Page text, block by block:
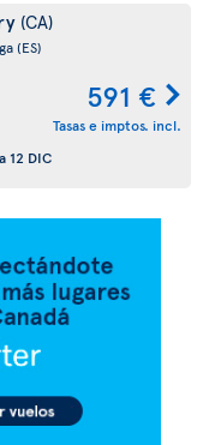
(CA)
(ES)
591 €
Tasas e imptos. incl.
a 12 DIC